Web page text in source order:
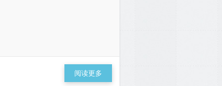
阅读更多